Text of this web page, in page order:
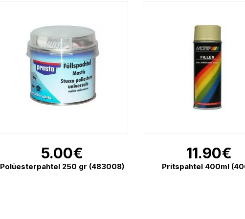
5.00€
Polüesterpahtel 250 gr (483008)
11.90€
Pritspahtel 400ml